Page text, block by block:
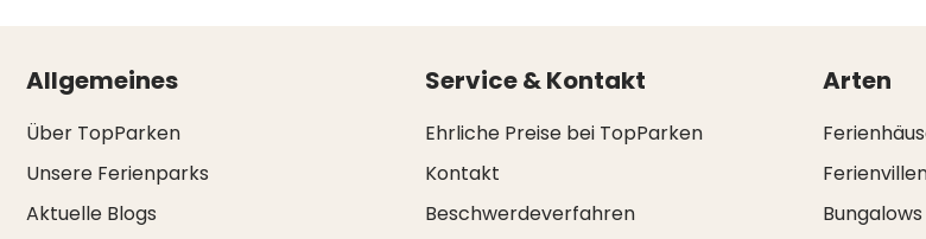
Allgemeines
Über TopParken
Unsere Ferienparks
Aktuelle Blogs
Service & Kontakt
Ehrliche Preise bei TopParken
Kontakt
Beschwerdeverfahren
Arten
Bungalows